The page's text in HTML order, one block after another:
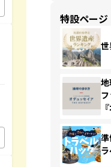
特設ページ